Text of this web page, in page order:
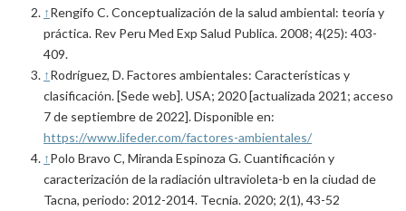
↑Rengifo C. Conceptualización de la salud ambiental: teoría y
práctica. Rev Peru Med Exp Salud Publica. 2008; 4(25): 403-
409.
↑Rodríguez, D. Factores ambientales: Características y
clasificación. [Sede web]. USA; 2020 [actualizada 2021; acceso
7 de septiembre de 2022]. Disponible en:
https://www.lifeder.com/factores-ambientales/
↑Polo Bravo C, Miranda Espinoza G. Cuantificación y
caracterización de la radiación ultravioleta-b en la ciudad de
Tacna, periodo: 2012-2014. Tecnia. 2020; 2(1), 43-52